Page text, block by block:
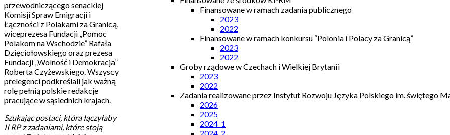
Finansowane w ramach zadania publicznego
2023
2022
Finansowane w ramach konkursu “Polonia i Polacy za Granicą”
2023
2022
Groby rządowe w Czechach i Wielkiej Brytanii
2023
2022
Zadania realizowane przez Instytut Rozwoju Języka Polskiego im. świętego
2026
2025
2024_1
przewodniczącego senackiej
Komisji Spraw Emigracji i
Łączności z Polakami za Granicą,
wiceprezesa Fundacji „Pomoc
Polakom na Wschodzie” Rafała
Dzięciołowskiego oraz prezesa
Fundacji „Wolność i Demokracja”
Roberta Czyżewskiego. Wszyscy
prelegenci podkreślali jak ważną
rolę pełnią polskie redakcje
pracujące w sąsiednich krajach.
Szukając postaci, która łączyłaby
II RP z zadaniami, które stoją